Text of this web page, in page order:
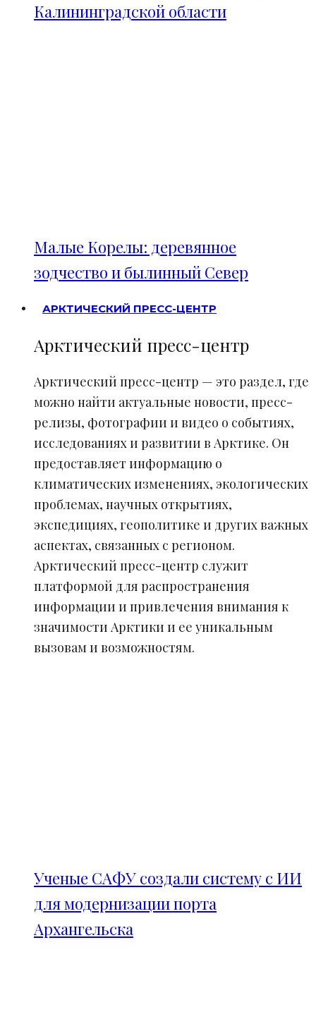
Калининградской области
Малые Корелы: деревянное
зодчество и былинный Север
АРКТИЧЕСКИЙ ПРЕСС-ЦЕНТР
Арктический пресс-центр
Арктический пресс-центр — это раздел, где
можно найти актуальные новости, пресс-
релизы, фотографии и видео о событиях,
исследованиях и развитии в Арктике. Он
предоставляет информацию о
климатических изменениях, экологических
проблемах, научных открытиях,
экспедициях, геополитике и других важных
аспектах, связанных с регионом.
Арктический пресс-центр служит
платформой для распространения
информации и привлечения внимания к
значимости Арктики и ее уникальным
вызовам и возможностям.
Ученые САФУ создали систему с ИИ
для модернизации порта
Архангельска